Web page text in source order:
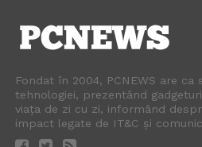
Fondat în 2004, PCNEWS are
tehnologiei, prezentând
viața de zi cu zi, informând
impact legate de IT&C și